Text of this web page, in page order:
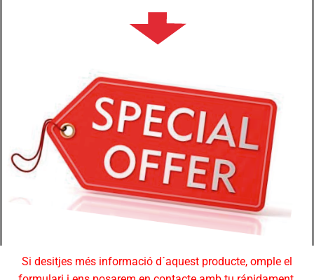
Si desitjes més informació d´aquest producte, omple el